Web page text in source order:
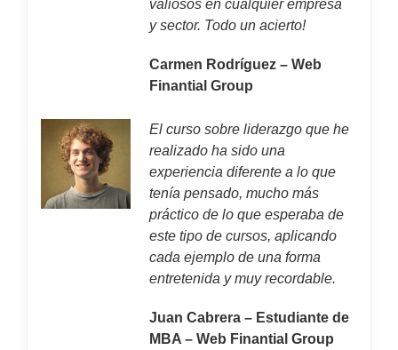
valiosos en cualquier empresa
y sector. Todo un acierto!
Carmen Rodríguez – Web
Finantial Group
El curso sobre liderazgo que he
realizado ha sido una
experiencia diferente a lo que
tenía pensado, mucho más
práctico de lo que esperaba de
este tipo de cursos, aplicando
cada ejemplo de una forma
entretenida y muy recordable.
Juan Cabrera – Estudiante de
MBA – Web Finantial Group